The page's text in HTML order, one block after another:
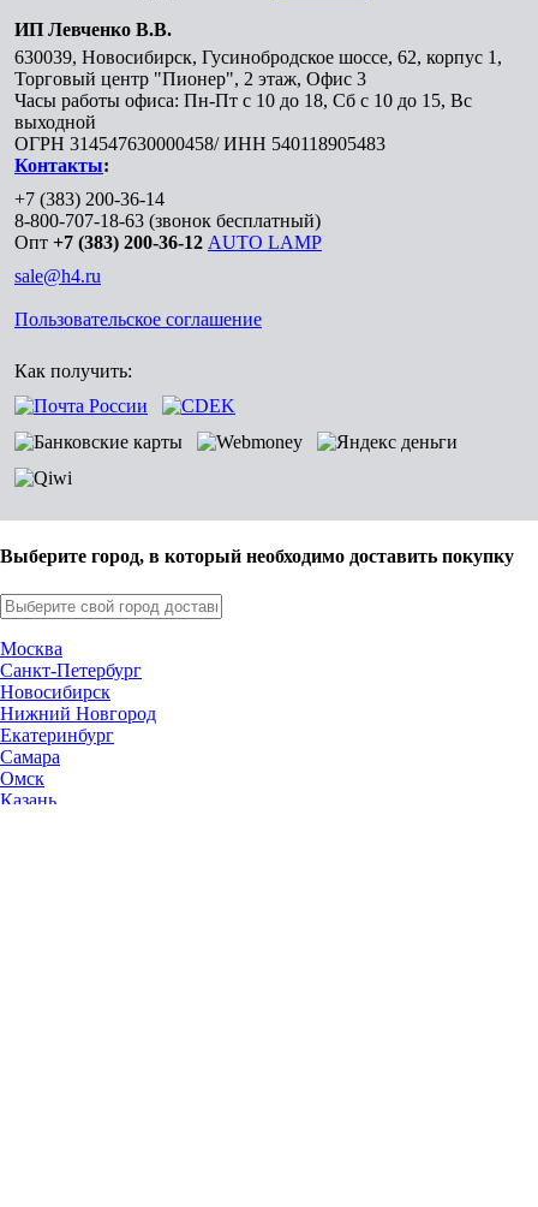
ИП Левченко В.В.
630039, Новосибирск, Гусинобродское шоссе, 62, корпус 1,
Торговый центр "Пионер", 2 этаж, Офис 3
Часы работы офиса: Пн-Пт с 10 до 18, Сб с 10 до 15, Вс
выходной
ОГРН 314547630000458/ ИНН 540118905483
Контакты:
+7 (383) 200-36-14
8-800-707-18-63 (звонок бесплатный)
Опт +7 (383) 200-36-12 AUTO LAMP
sale@h4.ru
Пользовательское соглашение
Как получить:
Выберите город, в который необходимо доставить покупку
Москва
Санкт-Петербург
Новосибирск
Нижний Новгород
Екатеринбург
Самара
Омск
Казань